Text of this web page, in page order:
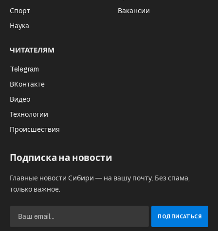
Спорт
Наука
Вакансии
ЧИТАТЕЛЯМ
Telegram
ВКонтакте
Видео
Технологии
Происшествия
Подписка на новости
Главные новости Сибири — на вашу почту. Без спама,
только важное.